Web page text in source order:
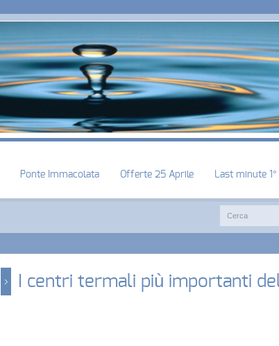
Ponte Immacolata Offerte 25 Aprile Last minute
I centri termali più importanti